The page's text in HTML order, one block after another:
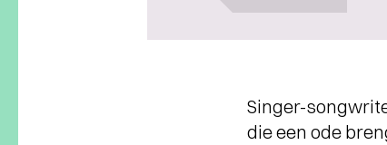
Singer-
die een ode